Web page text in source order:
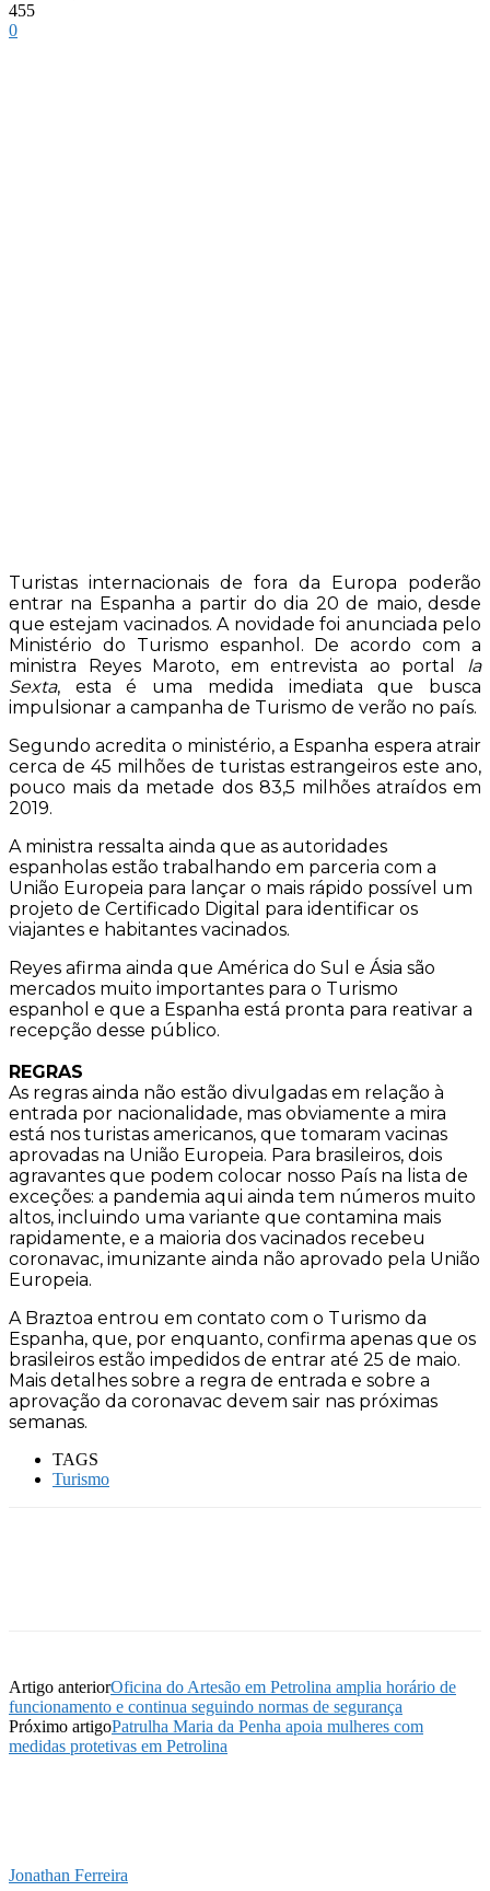
455
0
Turistas internacionais de fora da Europa poderão
entrar na Espanha a partir do dia 20 de maio, desde
que estejam vacinados. A novidade foi anunciada pelo
Ministério do Turismo espanhol. De acordo com a
ministra Reyes Maroto, em entrevista ao portal la
Sexta, esta é uma medida imediata que busca
impulsionar a campanha de Turismo de verão no país.
Segundo acredita o ministério, a Espanha espera atrair
cerca de 45 milhões de turistas estrangeiros este ano,
pouco mais da metade dos 83,5 milhões atraídos em
2019.
A ministra ressalta ainda que as autoridades
espanholas estão trabalhando em parceria com a
União Europeia para lançar o mais rápido possível um
projeto de Certificado Digital para identificar os
viajantes e habitantes vacinados.
Reyes afirma ainda que América do Sul e Ásia são
mercados muito importantes para o Turismo
espanhol e que a Espanha está pronta para reativar a
recepção desse público.
REGRAS
As regras ainda não estão divulgadas em relação à
entrada por nacionalidade, mas obviamente a mira
está nos turistas americanos, que tomaram vacinas
aprovadas na União Europeia. Para brasileiros, dois
agravantes que podem colocar nosso País na lista de
exceções: a pandemia aqui ainda tem números muito
altos, incluindo uma variante que contamina mais
rapidamente, e a maioria dos vacinados recebeu
coronavac, imunizante ainda não aprovado pela União
Europeia.
A Braztoa entrou em contato com o Turismo da
Espanha, que, por enquanto, confirma apenas que os
brasileiros estão impedidos de entrar até 25 de maio.
Mais detalhes sobre a regra de entrada e sobre a
aprovação da coronavac devem sair nas próximas
semanas.
TAGS
Turismo
Artigo anteriorOficina do Artesão em Petrolina amplia horário de
funcionamento e continua seguindo normas de segurança
Próximo artigoPatrulha Maria da Penha apoia mulheres com
medidas protetivas em Petrolina
Jonathan Ferreira